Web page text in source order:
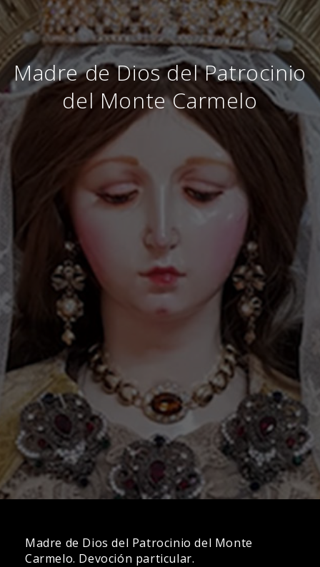
Madre de Dios del Patrocinio
del Monte Carmelo
Madre de Dios del Patrocinio del Monte
Carmelo. Devoción particular.